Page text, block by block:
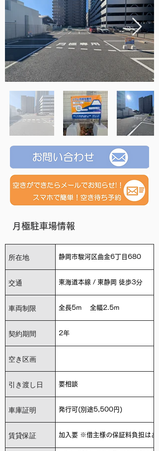
月極駐車場情報
所在地 静岡市駿河区曲金6丁目680
交通 東海道本線 / 東静岡 徒歩3分
車両制限 全長5m 全幅2.5m
契約期間 2年
空き区画
引き渡し日 要相談
車庫証明 発行可(別途5,500円)
賃貸保証 加入要 ※借主様の保証料負担はあ